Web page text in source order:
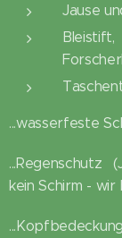
Jause
...wasserfeste
...Regenschutz
kein Schirm - wir